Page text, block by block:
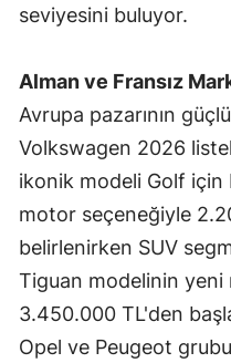
seviyesini buluyor.
Alman ve Fransız
Avrupa pazarının
Volkswagen 2026
ikonik modeli Golf için
motor seçeneğiyle
belirlenirken SUV
Tiguan modelinin yeni
3.450.000 TL'den
Opel ve Peugeot